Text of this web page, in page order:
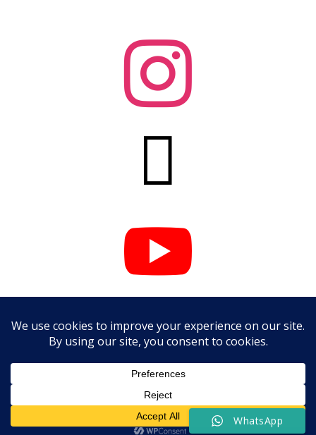




WhatsApp